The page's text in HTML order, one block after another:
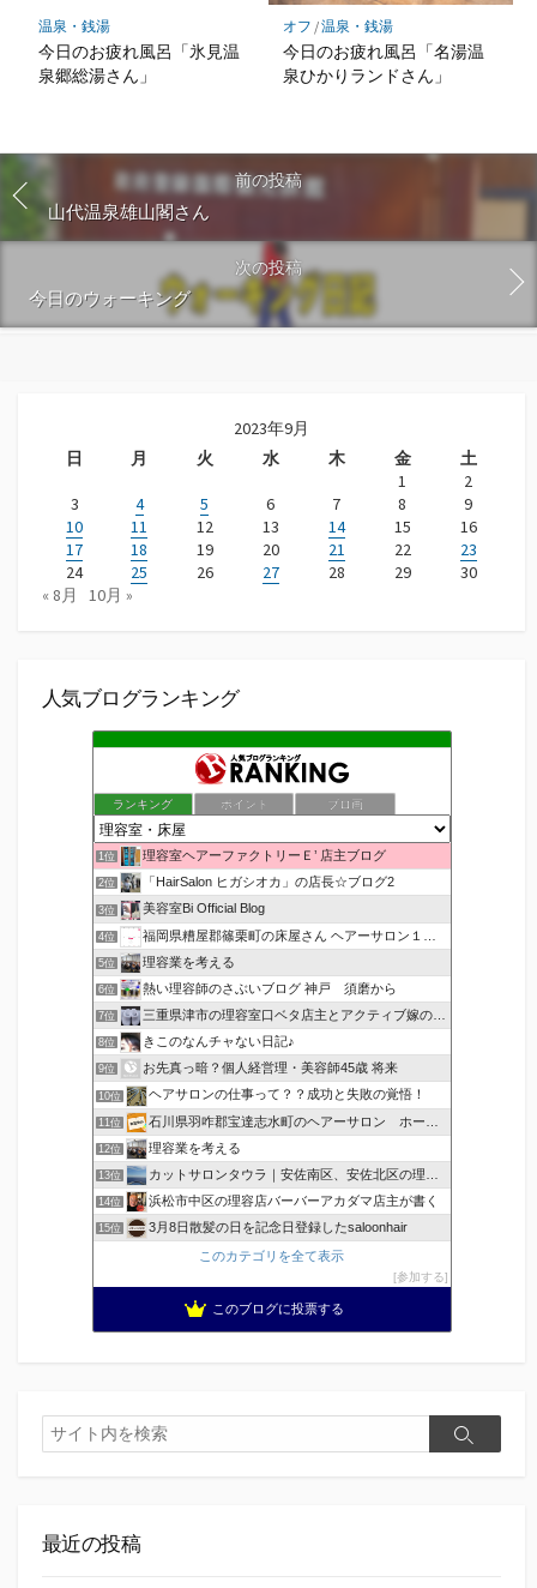
温泉・銭湯
今日のお疲れ風呂「氷見温
泉郷総湯さん」
オフ /温泉・銭湯
今日のお疲れ風呂「名湯温
泉ひかりランドさん」
前の投稿
山代温泉雄山閣さん
次の投稿
今日のウォーキング
2023年9月
日
月 火 水 木 金
土
1
2
3
4 5 6 7 8
9
10
11 12 13 14 15
16
17
18 19 20 21 22
23
24
25 26 27 28 29
30
« 8月
10月 »
人気ブログランキング
ランキング ポイント ブロ画
1位 理容室ヘアーファクトリーＥ’ 店主ブログ
2位 「HairSalon ヒガシオカ」の店長☆ブログ2
3位 美容室Bi Official Blog
4位 福岡県糟屋郡篠栗町の床屋さん ヘアーサロン１２３公式ブログ
5位 理容業を考える
6位 熱い理容師のさぶいブログ 神戸 須磨から
7位 三重県津市の理容室口ベタ店主とアクティブ嫁のblog
8位 きこのなんチャない日記♪
9位 お先真っ暗？個人経営理・美容師45歳 将来
10位 ヘアサロンの仕事って？？成功と失敗の覚悟！
11位 石川県羽咋郡宝達志水町のヘアーサロン ホープヘアーズ
12位 理容業を考える
13位 カットサロンタウラ｜安佐南区、安佐北区の理美容院
14位 浜松市中区の理容店バーバーアカダマ店主が書く
15位
3月8日散髪の日を記念日登録したsaloonhair
このカテゴリを全て表示
参加する
このブログに投票する
検
索
検
最近の投稿